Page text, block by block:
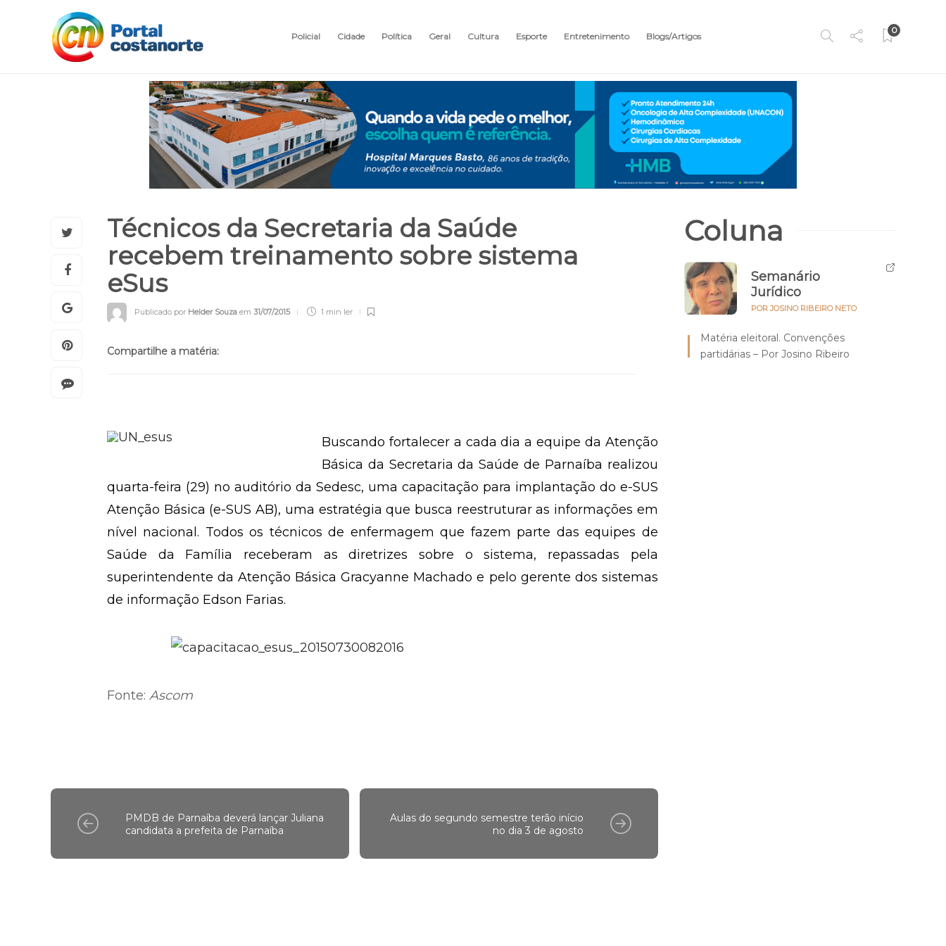
Policial Cidade Política Geral Cultura Esporte Entretenimento Blogs/Artigos
0
Técnicos da Secretaria da Saúde
recebem treinamento sobre sistema
eSus
Publicado por Helder Souza em 31/07/2015 1 min ler
Compartilhe a matéria:
Buscando fortalecer a cada dia a equipe da Atenção
Básica da Secretaria da Saúde de Parnaíba realizou
quarta-feira (29) no auditório da Sedesc, uma capacitação para implantação do e-SUS
Atenção Básica (e-SUS AB), uma estratégia que busca reestruturar as informações em
nível nacional. Todos os técnicos de enfermagem que fazem parte das equipes de
Saúde da Família receberam as diretrizes sobre o sistema, repassadas pela
superintendente da Atenção Básica Gracyanne Machado e pelo gerente dos sistemas
de informação Edson Farias.
Fonte: Ascom
PMDB de Parnaíba deverá lançar Juliana
candidata a prefeita de Parnaíba
Aulas do segundo semestre terão início
no dia 3 de agosto
Coluna
Semanário
Jurídico
POR JOSINO RIBEIRO NETO
Matéria eleitoral. Convenções
partidárias – Por Josino Ribeiro